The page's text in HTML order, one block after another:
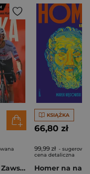
Rafał Majka. Zawsze z przodu. Rozmawia Tomasz Kalemba - książka z autografem
KSIĄŻKA
66,80 zł
99,99 zł -
cena detaliczna